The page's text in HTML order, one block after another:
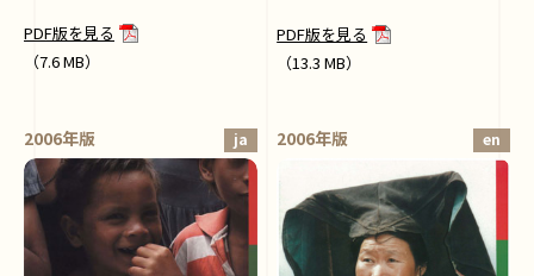
PDF版を見る
（7.6 MB）
PDF版を見る
（13.3 MB）
2006年版 ja 2006年版 en